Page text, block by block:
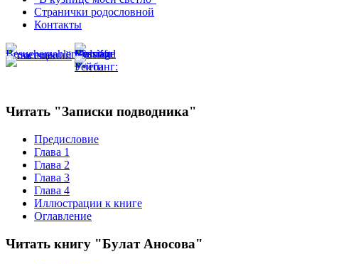
Странички родословной
Контакты
Читать "Записки подводника"
Предисловие
Глава 1
Глава 2
Глава 3
Глава 4
Иллюстрации к книге
Оглавление
Читать книгу "Булат Аносова"